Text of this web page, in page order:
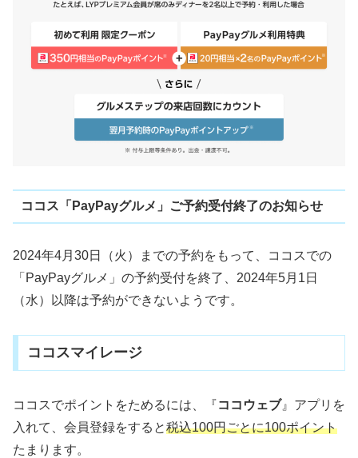
ココス「PayPayグルメ」ご予約受付終了のお知らせ
2024年4月30日（火）までの予約をもって、ココスでの
「PayPayグルメ」の予約受付を終了、2024年5月1日
（水）以降は予約ができないようです。
ココスマイレージ
ココスでポイントをためるには、『ココウェブ』アプリを
入れて、会員登録をすると税込100円ごとに100ポイント
たまります。